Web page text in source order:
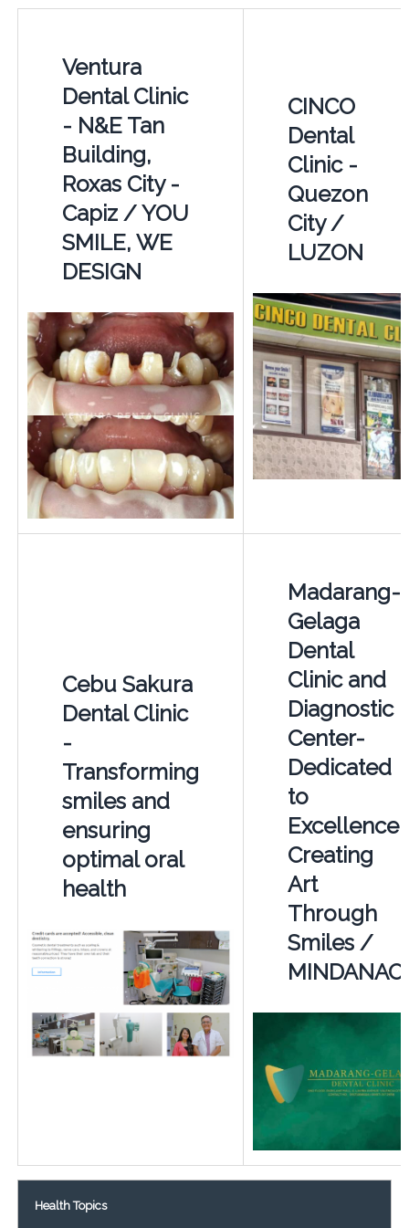
Ventura
Dental Clinic
- N&E Tan
Building,
Roxas City -
Capiz / YOU
SMILE, WE
DESIGN
CINCO
Dental
Clinic -
Quezon
City /
LUZON
Cebu Sakura
Dental Clinic
-
Transforming
smiles and
ensuring
optimal oral
health
Madarang-
Gelaga
Dental
Clinic and
Diagnostic
Center-
Dedicated
to
Excellence.
Creating
Art
Through
Smiles /
MINDANAO
Health Topics